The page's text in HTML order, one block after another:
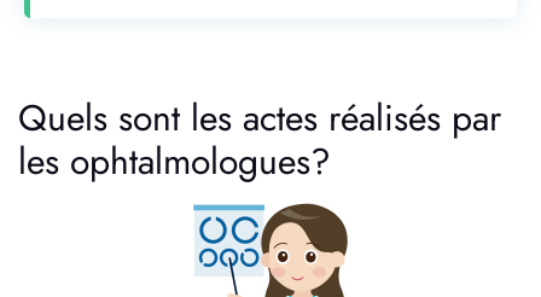
Quels sont les actes réalisés par
les ophtalmologues?